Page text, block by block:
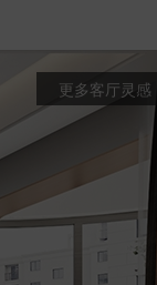
更多客厅灵感